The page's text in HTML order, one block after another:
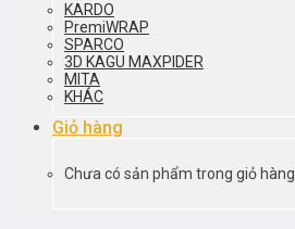
KARDO
PremiWRAP
SPARCO
3D KAGU MAXPIDER
MITA
KHÁC
Giỏ hàng
Chưa có sản phẩm trong giỏ hàng.